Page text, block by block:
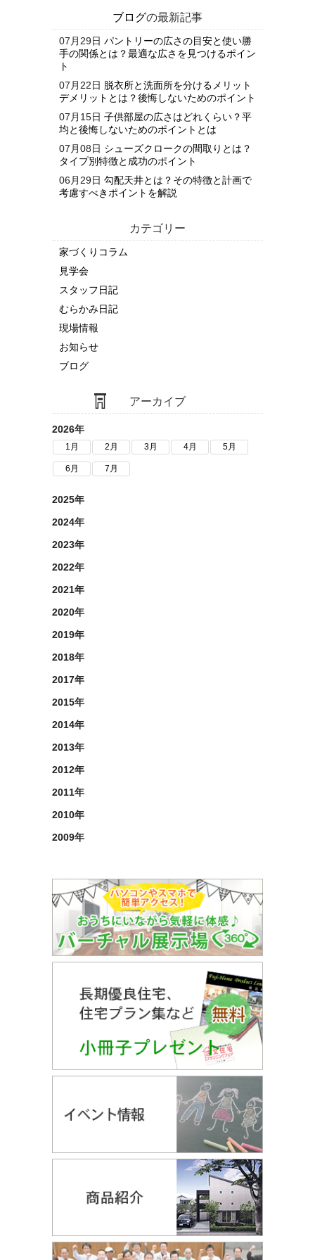
ブログの最新記事
07月29日 パントリーの広さの目安と使い勝
手の関係とは？最適な広さを見つけるポイン
ト
07月22日 脱衣所と洗面所を分けるメリット
デメリットとは？後悔しないためのポイント
07月15日 子供部屋の広さはどれくらい？平
均と後悔しないためのポイントとは
07月08日 シューズクロークの間取りとは？
タイプ別特徴と成功のポイント
06月29日 勾配天井とは？その特徴と計画で
考慮すべきポイントを解説
カテゴリー
家づくりコラム
見学会
スタッフ日記
むらかみ日記
現場情報
お知らせ
ブログ
アーカイブ
2026年
1月 2月 3月 4月 5月
6月 7月
2025年
2024年
2023年
2022年
2021年
2020年
2019年
2018年
2017年
2015年
2014年
2013年
2012年
2011年
2010年
2009年